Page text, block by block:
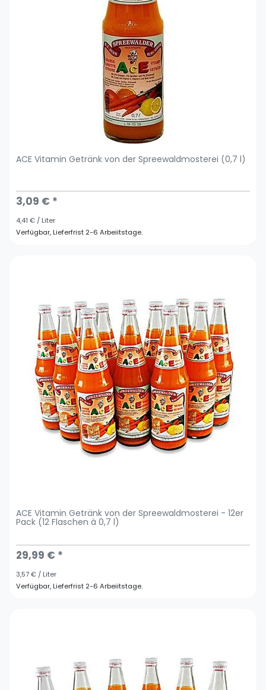
ACE Vitamin Getränk von der Spreewaldmosterei (0,7 l)
3,09 € *
4,41 € / Liter
Verfügbar, Lieferfrist 2-6 Arbeiitstage.
ACE Vitamin Getränk von der Spreewaldmosterei - 12er
Pack (12 Flaschen à 0,7 l)
29,99 € *
3,57 € / Liter
Verfügbar, Lieferfrist 2-6 Arbeiitstage.